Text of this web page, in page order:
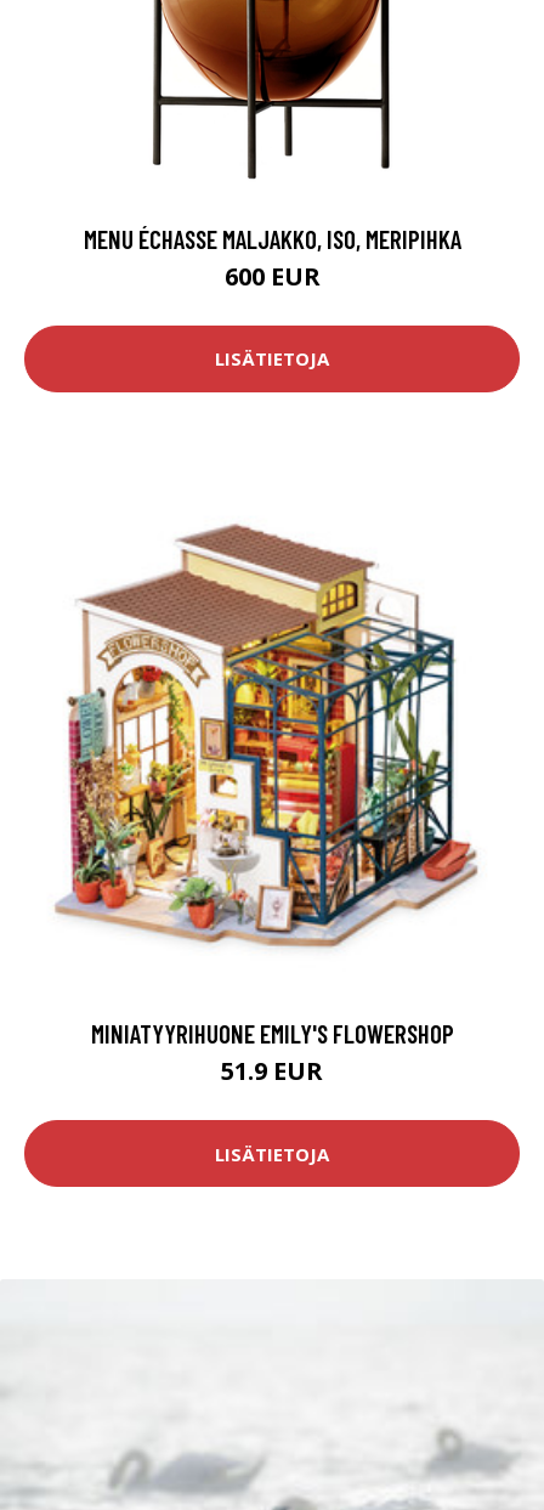
MENU ÉCHASSE MALJAKKO, ISO, MERIPIHKA
600 EUR
LISÄTIETOJA
MINIATYYRIHUONE EMILY'S FLOWERSHOP
51.9 EUR
LISÄTIETOJA